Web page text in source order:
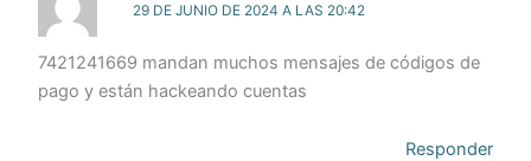
29 DE JUNIO DE 2024 A LAS 20:42
7421241669 mandan muchos mensajes de códigos de
pago y están hackeando cuentas
Responder